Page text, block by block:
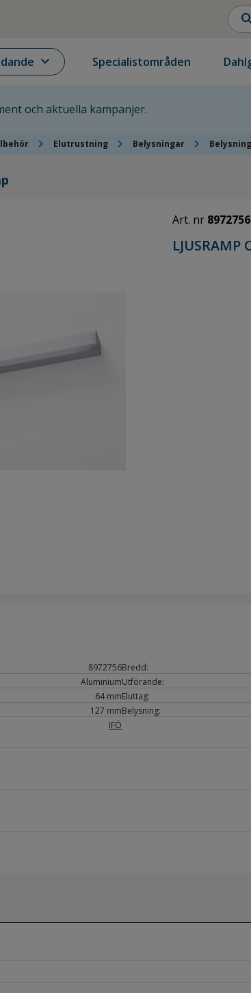
expand_more Specialistområden
och aktuella kampanjer.
chevron_right Elutrustning chevron_right Belysningar chevron_right
Art. nr 8972756
LJUSRAMP
8972756
Aluminium
64 mm
127 mm
IFÖ
Bredd:
Utförande:
Eluttag:
Belysning: